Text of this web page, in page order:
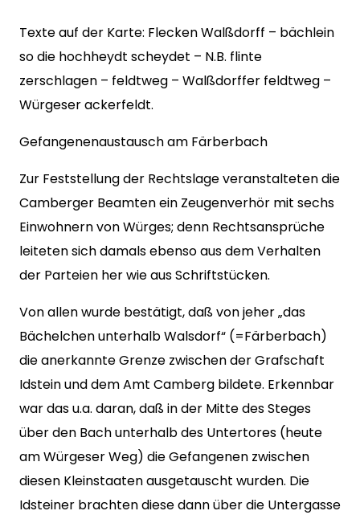
Texte auf der Karte: Flecken Walßdorff – bächlein
so die hochheydt scheydet – N.B. flinte
zerschlagen – feldtweg – Walßdorffer feldtweg –
Würgeser ackerfeldt.
Gefangenenaustausch am Färberbach
Zur Feststellung der Rechtslage veranstalteten die
Camberger Beamten ein Zeugenverhör mit sechs
Einwohnern von Würges; denn Rechtsansprüche
leiteten sich damals ebenso aus dem Verhalten
der Parteien her wie aus Schriftstücken.
Von allen wurde bestätigt, daß von jeher „das
Bächelchen unterhalb Walsdorf“ (=Färberbach)
die anerkannte Grenze zwischen der Grafschaft
Idstein und dem Amt Camberg bildete. Erkennbar
war das u.a. daran, daß in der Mitte des Steges
über den Bach unterhalb des Untertores (heute
am Würgeser Weg) die Gefangenen zwischen
diesen Kleinstaaten ausgetauscht wurden. Die
Idsteiner brachten diese dann über die Untergasse